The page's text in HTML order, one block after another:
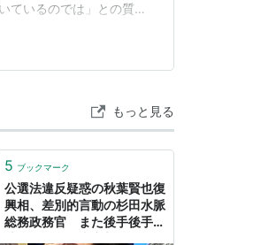
ているのでは」との質問
設えるよう重ねて指摘し
もっと見る
5 ブックマーク
公選法違反疑惑の秋葉賢也復
興相、差別的言動の杉田水脈
総務政務官 また後手後手の